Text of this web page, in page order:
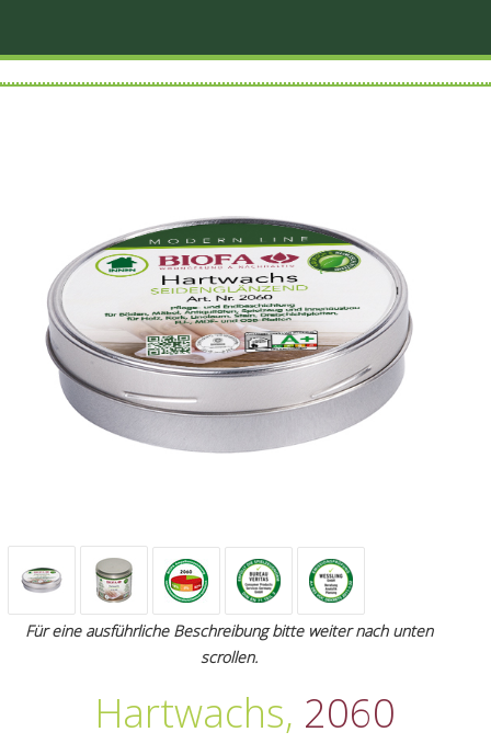
Für eine ausführliche Beschreibung bitte weiter nach unten
scrollen.
Hartwachs, 2060